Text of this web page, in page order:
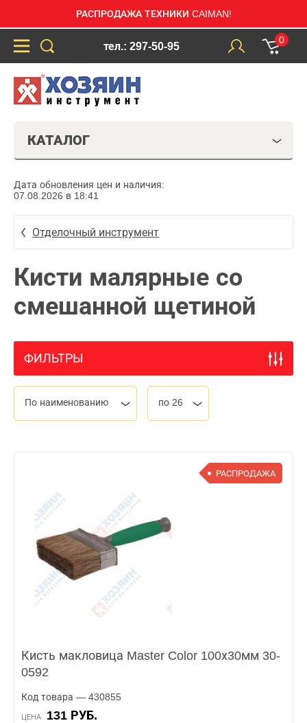
РАСПРОДАЖА ТЕХНИКИ CAIMAN!
тел.: 297-50-95
0
КАТАЛОГ
Дата обновления цен и наличия:
07.08.2026 в 18:41
Отделочный инструмент
Кисти малярные со
смешанной щетиной
ФИЛЬТРЫ
По наименованию по 26
РАСПРОДАЖА
Кисть макловица Master Color 100х30мм 30-
0592
Код товара — 430855
ЦЕНА 131 РУБ.